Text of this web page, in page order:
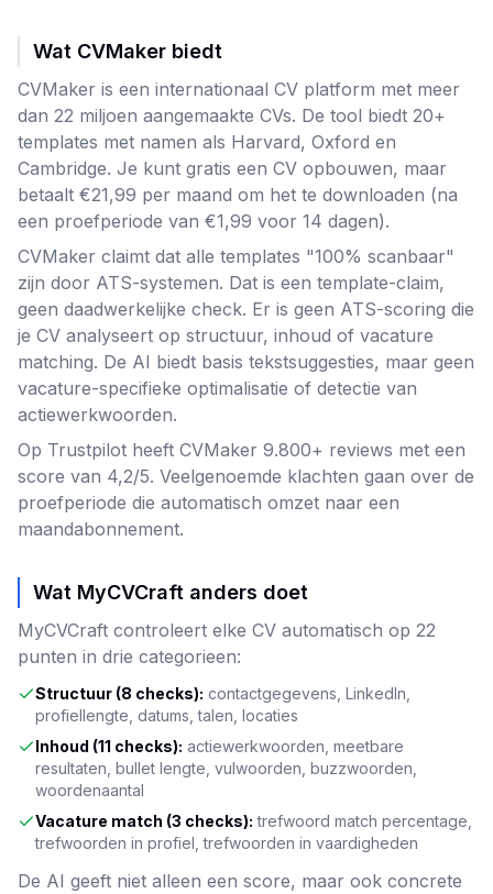
Wat CVMaker biedt
CVMaker is een internationaal CV platform met meer
dan 22 miljoen aangemaakte CVs. De tool biedt 20+
templates met namen als Harvard, Oxford en
Cambridge. Je kunt gratis een CV opbouwen, maar
betaalt €21,99 per maand om het te downloaden (na
een proefperiode van €1,99 voor 14 dagen).
CVMaker claimt dat alle templates "100% scanbaar"
zijn door ATS-systemen. Dat is een template-claim,
geen daadwerkelijke check. Er is geen ATS-scoring die
je CV analyseert op structuur, inhoud of vacature
matching. De AI biedt basis tekstsuggesties, maar geen
vacature-specifieke optimalisatie of detectie van
actiewerkwoorden.
Op Trustpilot heeft CVMaker 9.800+ reviews met een
score van 4,2/5. Veelgenoemde klachten gaan over de
proefperiode die automatisch omzet naar een
maandabonnement.
Wat MyCVCraft anders doet
MyCVCraft controleert elke CV automatisch op 22
punten in drie categorieen:
Structuur (8 checks): contactgegevens, LinkedIn,
profiellengte, datums, talen, locaties
Inhoud (11 checks): actiewerkwoorden, meetbare
resultaten, bullet lengte, vulwoorden, buzzwoorden,
woordenaantal
Vacature match (3 checks): trefwoord match percentage,
trefwoorden in profiel, trefwoorden in vaardigheden
De AI geeft niet alleen een score, maar ook concrete